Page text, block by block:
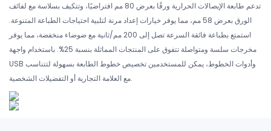
تدعم طابعة الإيصالات الحرارية ورقًا بعرض 80 مم افتراضيًا، وتتكيف بسلاسة مع لفائف
الورق بعرض 58 مم، مما يوفر خيارات إعداد مرنة لتلبية احتياجات الطباعة المتنوعة.
استمتع بطباعة فائقة السرعة تصل إلى 200 مم/ثانية مع ضوضاء منخفضة، مما يوفر
مخرجات سلسة ومتواصلة تتفوق على المنتجات المماثلة بنسبة 25%. باستخدام واجهة
USB وأدوات الخطوط، يمكن للمستخدمين تخصيص خطوط الطابعة بسهولة لتتناسب
مع العلامة التجارية أو التفضيلات الشخصية.